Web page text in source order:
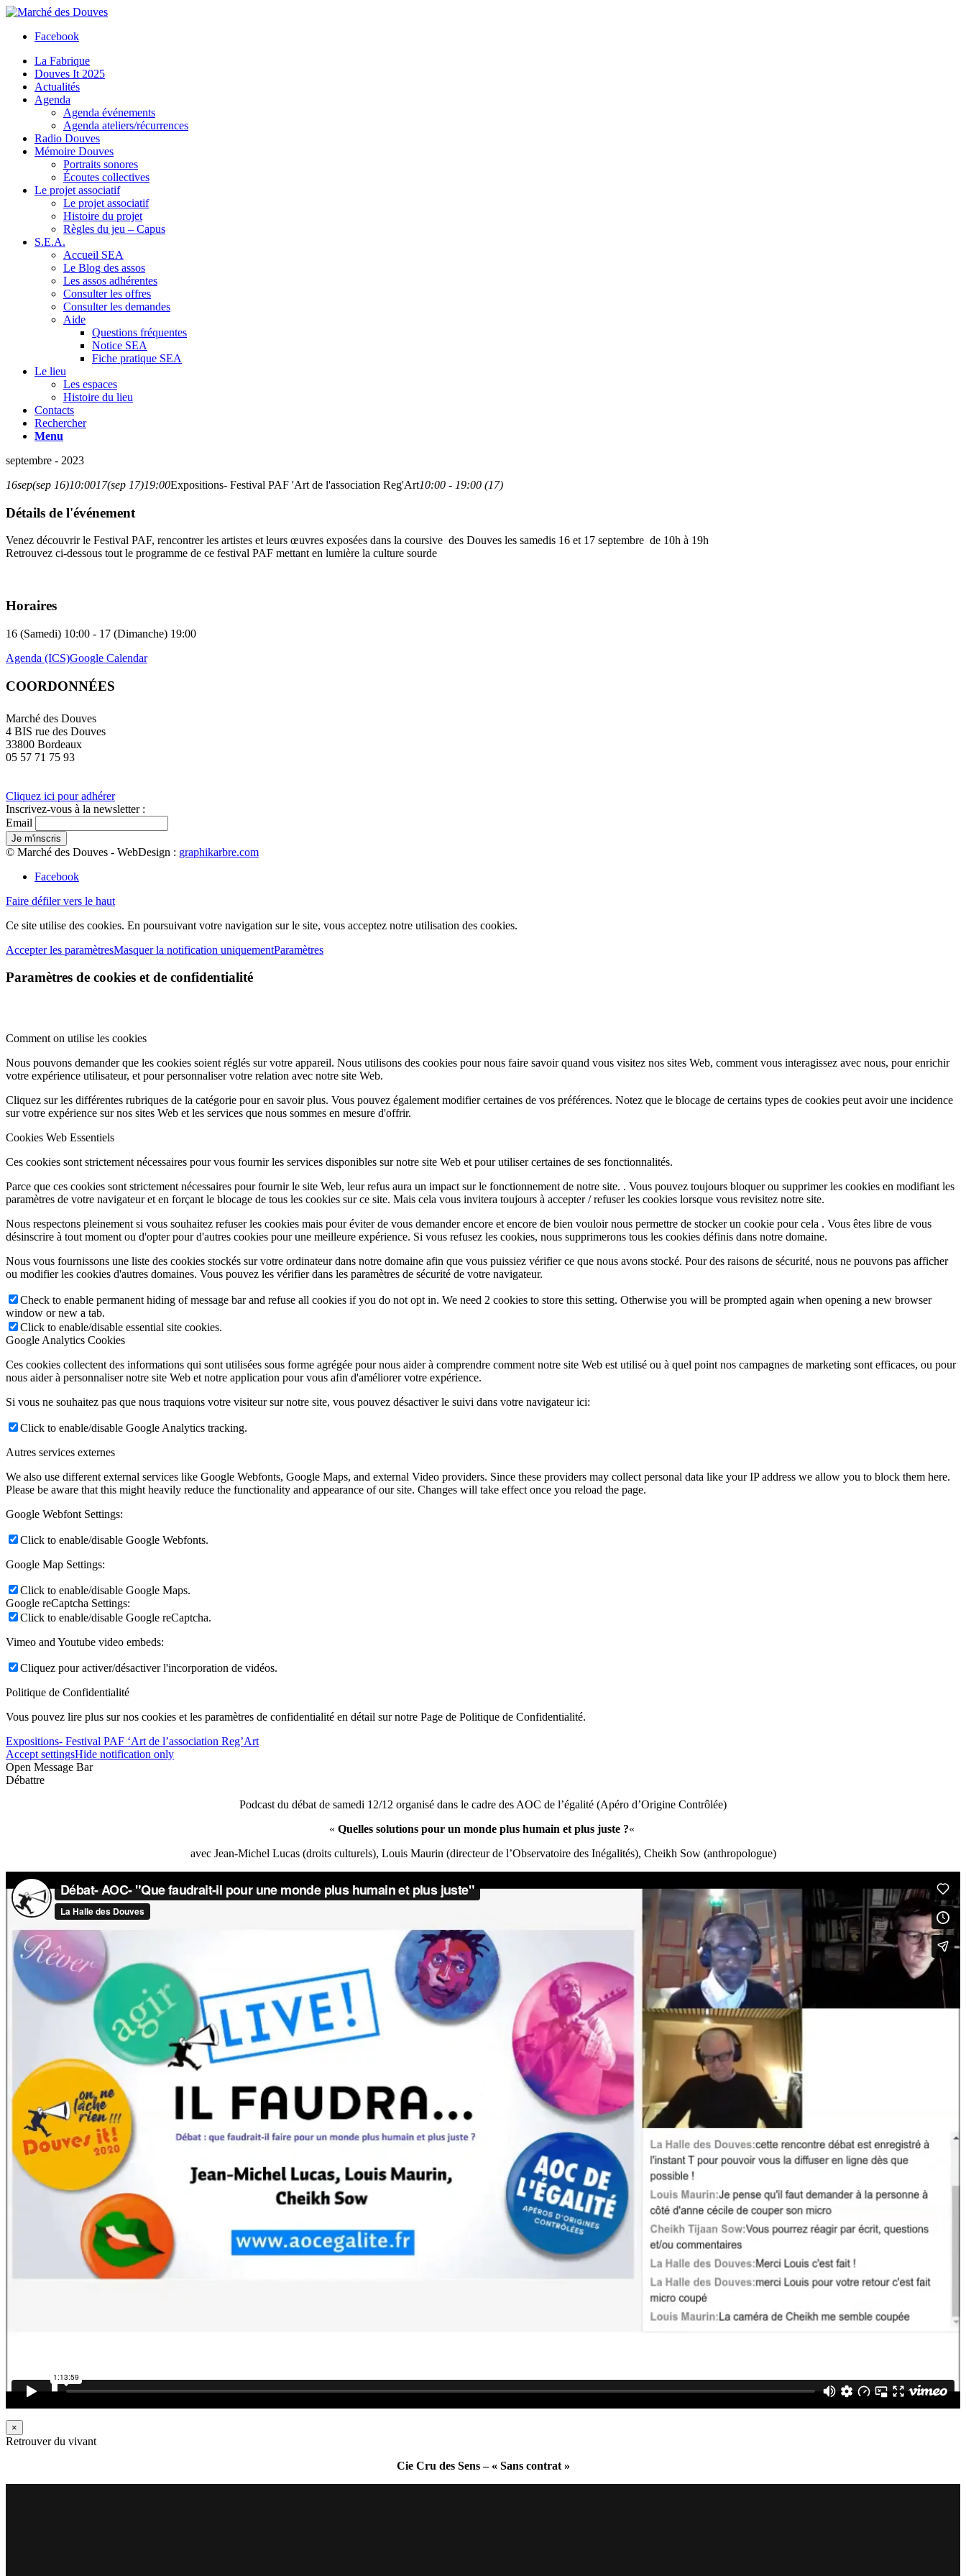
Facebook
La Fabrique
Douves It 2025
Actualités
Agenda
Agenda événements
Agenda ateliers/récurrences
Radio Douves
Mémoire Douves
Portraits sonores
Écoutes collectives
Le projet associatif
Le projet associatif
Histoire du projet
Règles du jeu – Capus
S.E.A.
Accueil SEA
Le Blog des assos
Les assos adhérentes
Consulter les offres
Consulter les demandes
Aide
Questions fréquentes
Notice SEA
Fiche pratique SEA
Le lieu
Les espaces
Histoire du lieu
Contacts
Rechercher
Menu
septembre - 2023
16sep(sep 16)10:0017(sep 17)19:00Expositions- Festival PAF 'Art de l'association Reg'Art10:00 - 19:00 (17)
Détails de l'événement
Venez découvrir le Festival PAF, rencontrer les artistes et leurs œuvres exposées dans la coursive des Douves les samedis 16 et 17 septembre de 10h à 19h
Retrouvez ci-dessous tout le programme de ce festival PAF mettant en lumière la culture sourde
Horaires
16 (Samedi) 10:00 - 17 (Dimanche) 19:00
Agenda (ICS)Google Calendar
COORDONNÉES
Marché des Douves
4 BIS rue des Douves
33800 Bordeaux
05 57 71 75 93
Cliquez ici pour adhérer
Inscrivez-vous à la newsletter :
Email
© Marché des Douves - WebDesign : graphikarbre.com
Facebook
Faire défiler vers le haut
Ce site utilise des cookies. En poursuivant votre navigation sur le site, vous acceptez notre utilisation des cookies.
Accepter les paramètresMasquer la notification uniquementParamètres
Paramètres de cookies et de confidentialité
Comment on utilise les cookies
Nous pouvons demander que les cookies soient réglés sur votre appareil. Nous utilisons des cookies pour nous faire savoir quand vous visitez nos sites Web, comment vous interagissez avec nous, pour enrichir
votre expérience utilisateur, et pour personnaliser votre relation avec notre site Web.
Cliquez sur les différentes rubriques de la catégorie pour en savoir plus. Vous pouvez également modifier certaines de vos préférences. Notez que le blocage de certains types de cookies peut avoir une incidence
sur votre expérience sur nos sites Web et les services que nous sommes en mesure d'offrir.
Cookies Web Essentiels
Ces cookies sont strictement nécessaires pour vous fournir les services disponibles sur notre site Web et pour utiliser certaines de ses fonctionnalités.
Parce que ces cookies sont strictement nécessaires pour fournir le site Web, leur refus aura un impact sur le fonctionnement de notre site. . Vous pouvez toujours bloquer ou supprimer les cookies en modifiant les
paramètres de votre navigateur et en forçant le blocage de tous les cookies sur ce site. Mais cela vous invitera toujours à accepter / refuser les cookies lorsque vous revisitez notre site.
Nous respectons pleinement si vous souhaitez refuser les cookies mais pour éviter de vous demander encore et encore de bien vouloir nous permettre de stocker un cookie pour cela . Vous êtes libre de vous
désinscrire à tout moment ou d'opter pour d'autres cookies pour une meilleure expérience. Si vous refusez les cookies, nous supprimerons tous les cookies définis dans notre domaine.
Nous vous fournissons une liste des cookies stockés sur votre ordinateur dans notre domaine afin que vous puissiez vérifier ce que nous avons stocké. Pour des raisons de sécurité, nous ne pouvons pas afficher
ou modifier les cookies d'autres domaines. Vous pouvez les vérifier dans les paramètres de sécurité de votre navigateur.
Check to enable permanent hiding of message bar and refuse all cookies if you do not opt in. We need 2 cookies to store this setting. Otherwise you will be prompted again when opening a new browser
window or new a tab.
Click to enable/disable essential site cookies.
Google Analytics Cookies
Ces cookies collectent des informations qui sont utilisées sous forme agrégée pour nous aider à comprendre comment notre site Web est utilisé ou à quel point nos campagnes de marketing sont efficaces, ou pour
nous aider à personnaliser notre site Web et notre application pour vous afin d'améliorer votre expérience.
Si vous ne souhaitez pas que nous traquions votre visiteur sur notre site, vous pouvez désactiver le suivi dans votre navigateur ici:
Click to enable/disable Google Analytics tracking.
Autres services externes
We also use different external services like Google Webfonts, Google Maps, and external Video providers. Since these providers may collect personal data like your IP address we allow you to block them here.
Please be aware that this might heavily reduce the functionality and appearance of our site. Changes will take effect once you reload the page.
Google Webfont Settings:
Click to enable/disable Google Webfonts.
Google Map Settings:
Click to enable/disable Google Maps.
Google reCaptcha Settings:
Click to enable/disable Google reCaptcha.
Vimeo and Youtube video embeds:
Cliquez pour activer/désactiver l'incorporation de vidéos.
Politique de Confidentialité
Vous pouvez lire plus sur nos cookies et les paramètres de confidentialité en détail sur notre Page de Politique de Confidentialité.
Expositions- Festival PAF ‘Art de l’association Reg’Art
Accept settingsHide notification only
Open Message Bar
Débattre
Podcast du débat de samedi 12/12 organisé dans le cadre des AOC de l’égalité (Apéro d’Origine Contrôlée)
« Quelles solutions pour un monde plus humain et plus juste ?«
avec Jean-Michel Lucas (droits culturels), Louis Maurin (directeur de l’Observatoire des Inégalités), Cheikh Sow (anthropologue)
×
Retrouver du vivant
Cie Cru des Sens – « Sans contrat »